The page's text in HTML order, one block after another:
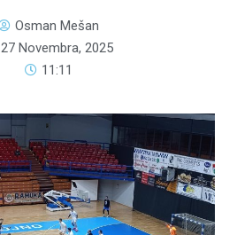
Osman Mešan
27 Novembra, 2025
11:11